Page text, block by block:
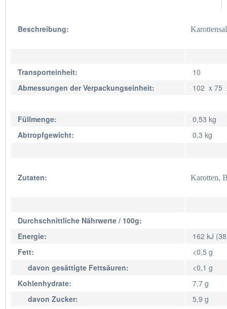
Beschreibung:
Transporteinheit:
10
Abmessungen der Verpackungseinheit:
102 x 75
Füllmenge:
0,53 kg
Abtropfgewicht:
0,3 kg
Zutaten: Karotten,
Durchschnittliche Nährwerte / 100g:
Energie:
162 kJ
Fett:
<0,5 g
davon gesättigte Fettsäuren:
<0,1 g
Kohlenhydrate:
7,7 g
davon Zucker:
5,9 g